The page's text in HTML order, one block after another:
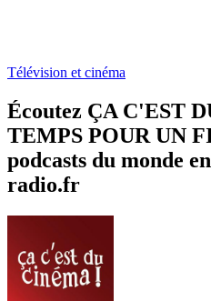
Télévision et cinéma
Écoutez ÇA C'EST
TEMPS POUR UN
podcasts du monde
radio.fr